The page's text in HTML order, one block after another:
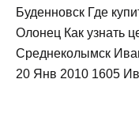
Буденновск Где
Олонец Как узнать
Среднеколымск
20 Янв 2010 1605